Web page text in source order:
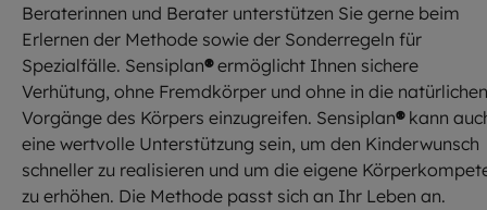
Beraterinnen und Berater unterstützen Sie gerne beim
Erlernen der Methode sowie der Sonderregeln für
Spezialfälle. Sensiplan®ermöglicht Ihnen sichere
Verhütung, ohne Fremdkörper und ohne in die natürlichen
Vorgänge des Körpers einzugreifen. Sensiplan®kann
eine wertvolle Unterstützung sein, um den Kinderwunsch
schneller zu realisieren und um die eigene
zu erhöhen. Die Methode passt sich an Ihr Leben an.